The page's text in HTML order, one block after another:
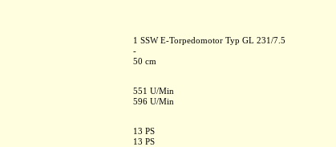
1 SSW E-Torpedomotor Typ GL 231/7.5
-
50 cm
551 U/Min
596 U/Min
13 PS
13 PS